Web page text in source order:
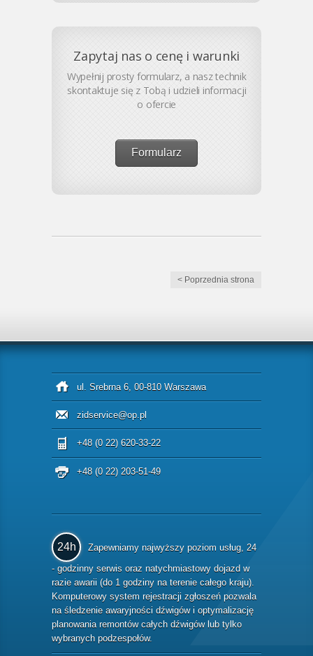
Zapytaj nas o cenę i warunki
Wypełnij prosty formularz, a nasz technik
skontaktuje się z Tobą i udzieli informacji
o ofercie
Formularz
< Poprzednia strona
ul. Srebrna 6, 00-810 Warszawa
zidservice@op.pl
+48 (0 22) 620-33-22
+48 (0 22) 203-51-49
24h
Zapewniamy najwyższy poziom usług, 24
- godzinny serwis oraz natychmiastowy dojazd w
razie awarii (do 1 godziny na terenie całego kraju).
Komputerowy system rejestracji zgłoszeń pozwala
na śledzenie awaryjności dźwigów i optymalizację
planowania remontów całych dźwigów lub tylko
wybranych podzespołów.